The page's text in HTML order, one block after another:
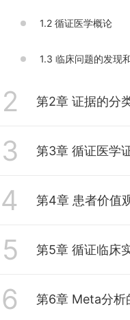
1.2 循证医学概论
1.3 临床问题的发现
2 第2章 证据的分
2.1 证据分类分级
3 第3章 循证医学
3.1 循证医学的证据
4 第4章 患者价值
5 第5章 循证临床
5.1 病因及危险因素
6 第6章 Meta分析